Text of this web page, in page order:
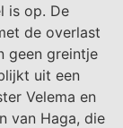
is op. De
de overlast
geen greintje
uit een
Velema en
van Haga, die